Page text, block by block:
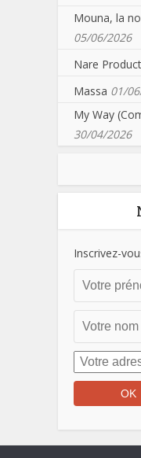
Mouna, la
05/06/2026
Nare
Massa 01/
My Way
30/04/2026
Inscrivez-